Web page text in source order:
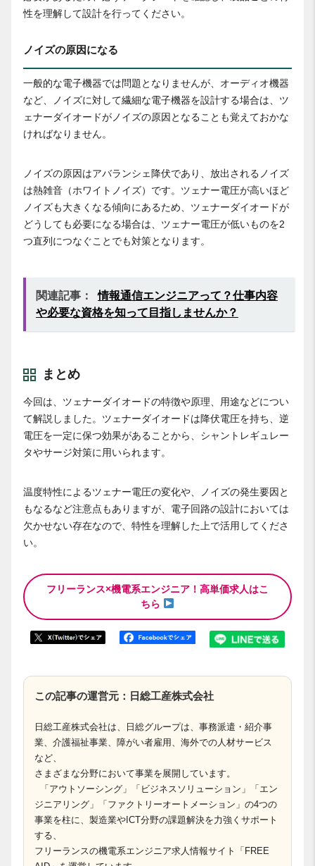
性を理解して設計を行ってください。
ノイズの原因になる
一般的な電子機器では問題となりませんが、オーディオ機器
など、ノイズに対して繊細な電子機器を設計する場合は、ツ
ェナーダイオードがノイズの原因となることも覚えておかな
ければなりません。
ノイズの原因はアバランシェ降伏であり、放出されるノイズ
は熱雑音（ホワイトノイズ）です。ツェナー電圧が高いほど
ノイズも大きくなる傾向にあるため、ツェナーダイオードが
どうしても必要になる場合は、ツェナー電圧が低いものを2
つ直列につなぐことでも対策となります。
関連記事：
情報通信エンジニアって？仕事内容
や必要な資格を知って目指しませんか？
まとめ
今回は、ツェナーダイオードの特徴や原理、用途などについ
て解説しました。ツェナーダイオードは降伏電圧を持ち、逆
電圧を一定に保つ効果があることから、シャントレギュレー
タやサージ対策に用いられます。
温度特性によるツェナー電圧の変化や、ノイズの発生要因と
もなるなど注意点もありますが、電子回路の設計においては
欠かせない存在なので、特性を理解した上で活用してくださ
い。
フリーランス×機電系エンジニア！高単価求人はこ
ちら
この記事の運営元：日総工産株式会社
日総工産株式会社は、日総グループは、事務派遣・紹介事
業、介護福祉事業、障がい者雇用、海外での人材サービス
など、
さまざまな分野において事業を展開しています。
「アウトソーシング」「ビジネスソリューション」「エン
ジニアリング」「ファクトリーオートメーション」の4つの
事業を柱に、製造業やICT分野の課題解決を力強くサポート
する、
フリーランスの機電系エンジニア求人情報サイト「FREE